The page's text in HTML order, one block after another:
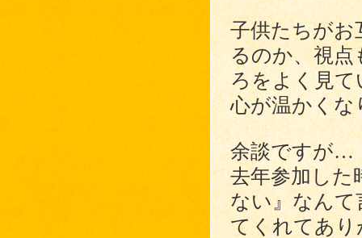
子供たちがお
るのか、視点
ろをよく見
心が温かくな
余談ですが…
去年参加した
ない』なんて
てくれてあ